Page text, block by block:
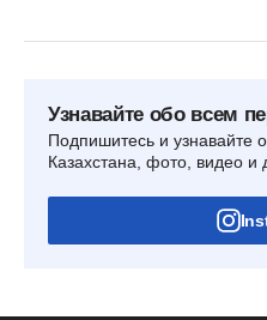
Узнавайте обо всем
Подпишитесь и узнавайте
Казахстана, фото, видео и